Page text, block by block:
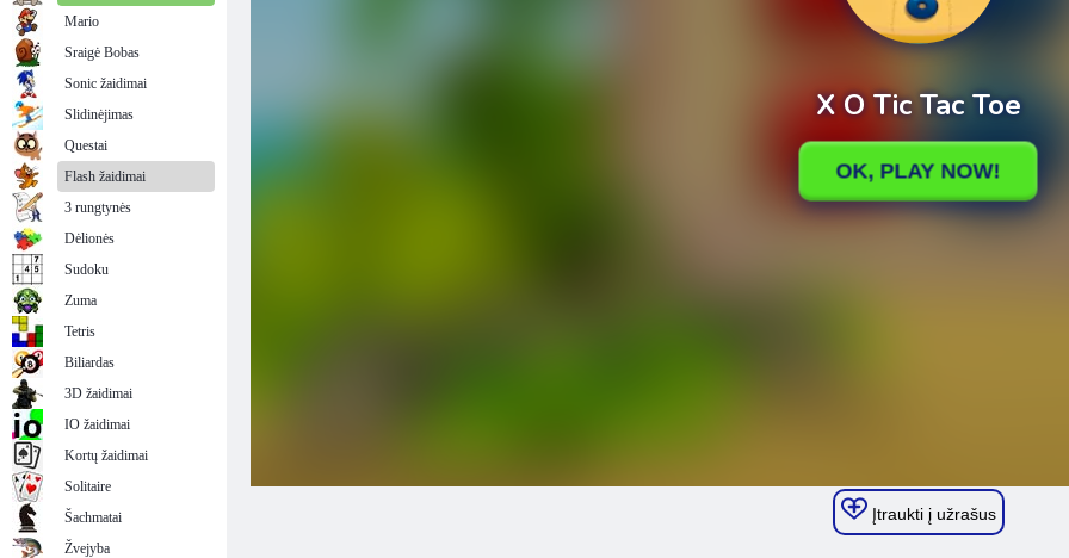
Įtraukti į užrašus
Mario
Sraigė Bobas
Sonic žaidimai
Slidinėjimas
Questai
Flash žaidimai
3 rungtynės
Dėlionės
Sudoku
Zuma
Tetris
Biliardas
3D žaidimai
IO žaidimai
Kortų žaidimai
Solitaire
Šachmatai
Žvejyba